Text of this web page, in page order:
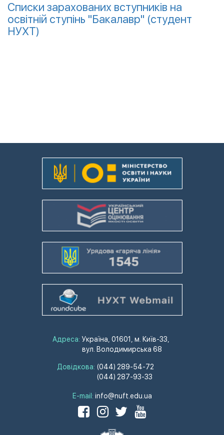
Списки зарахованих вступників на
освітній ступінь "Бакалавр" (студент
НУХТ)
Адреса: Україна, 01601, м. Київ-33,
вул. Володимирська 68
Довідкова: (044) 289-54-72
(044) 287-93-33
E-mail: info@nuft.edu.ua